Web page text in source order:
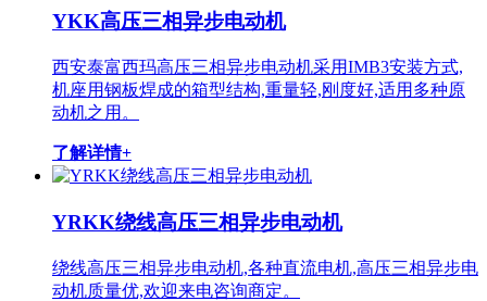
YKK高压三相异步电动机
西安泰富西玛高压三相异步电动机采用IMB3安装方式,
机座用钢板焊成的箱型结构,重量轻,刚度好,适用多种原
动机之用。
了解详情+
YRKK绕线高压三相异步电动机
绕线高压三相异步电动机,各种直流电机,高压三相异步电
动机质量优,欢迎来电咨询商定。